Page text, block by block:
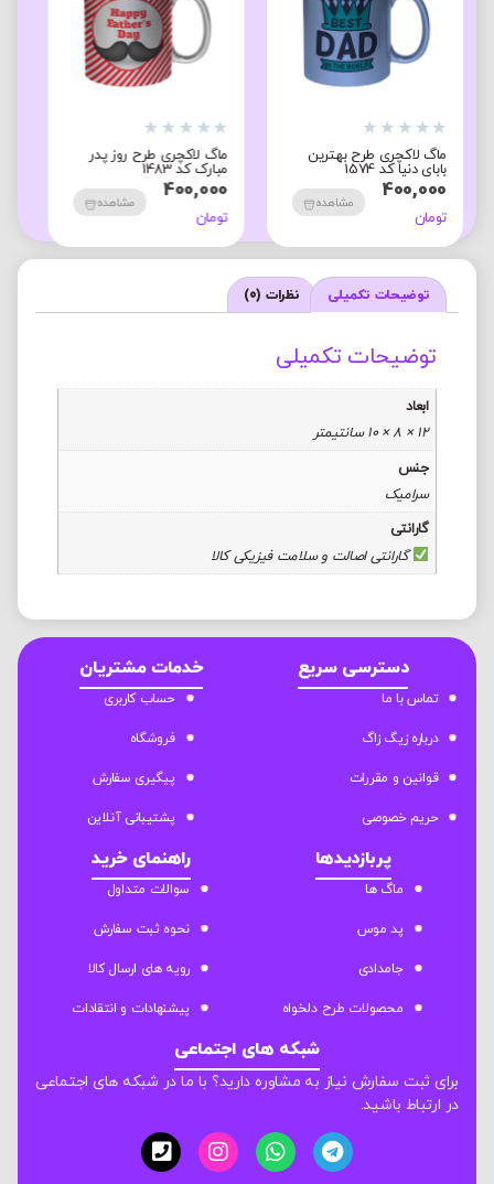
★
★
ماگ طرح بهترین پدر کد
1647
380,000
تومان
★
★
ماگ لاکچری طرح بهترین
بابای دنیا کد 1562
400,000
تومان
توضیحات تکمیلی نظرات (0)
توضیحات تکمیلی
ابعاد
12 × 8 × 10 سانتیمتر
جنس
سرامیک
گارانتی
گارانتی اصالت و سلامت فیزیکی کالا
دسترسی سریع
تماس با ما
درباره زیگ زاگ
قوانین و مقررات
حریم خصوصی
خدمات مشتریان
حساب کاربری
فروشگاه
پیگیری سفارش
پشتیبانی آنلاین
پربازدیدها
ماگ ها
پد موس
جامدادی
محصولات طرح دلخواه
راهنمای خرید
سوالات متداول
نحوه ثبت سفارش
رویه های ارسال کالا
پیشنهادات و انتقادات
شبکه های اجتماعی
برای ثبت سفارش نیاز به مشاوره دارید؟ با ما در شبکه های اجتماعی
در ارتباط باشید.